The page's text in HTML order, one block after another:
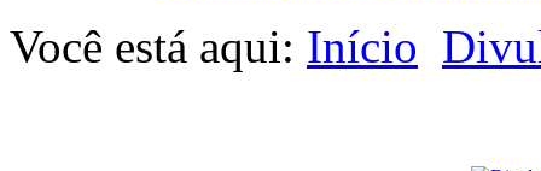
Você está aqui: Início